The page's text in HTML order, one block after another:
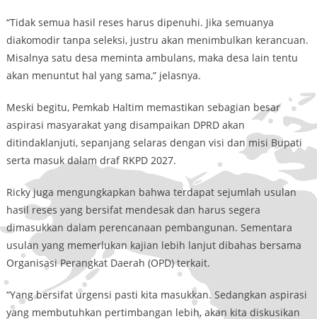
“Tidak semua hasil reses harus dipenuhi. Jika semuanya
diakomodir tanpa seleksi, justru akan menimbulkan kerancuan.
Misalnya satu desa meminta ambulans, maka desa lain tentu
akan menuntut hal yang sama,” jelasnya.
Meski begitu, Pemkab Haltim memastikan sebagian besar
aspirasi masyarakat yang disampaikan DPRD akan
ditindaklanjuti, sepanjang selaras dengan visi dan misi Bupati
serta masuk dalam draf RKPD 2027.
Ricky juga mengungkapkan bahwa terdapat sejumlah usulan
hasil reses yang bersifat mendesak dan harus segera
dimasukkan dalam perencanaan pembangunan. Sementara
usulan yang memerlukan kajian lebih lanjut dibahas bersama
Organisasi Perangkat Daerah (OPD) terkait.
“Yang bersifat urgensi pasti kita masukkan. Sedangkan aspirasi
yang membutuhkan pertimbangan lebih, akan kita diskusikan